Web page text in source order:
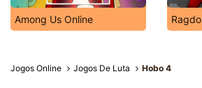
Among Us Online
Jogos Online Jogos De Luta Hobo 4